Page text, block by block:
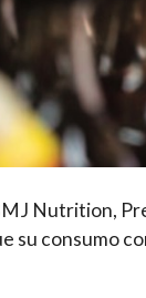
Nutrition,
su consumo